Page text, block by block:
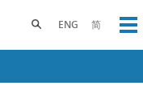
ENG 简
Toggle search panel